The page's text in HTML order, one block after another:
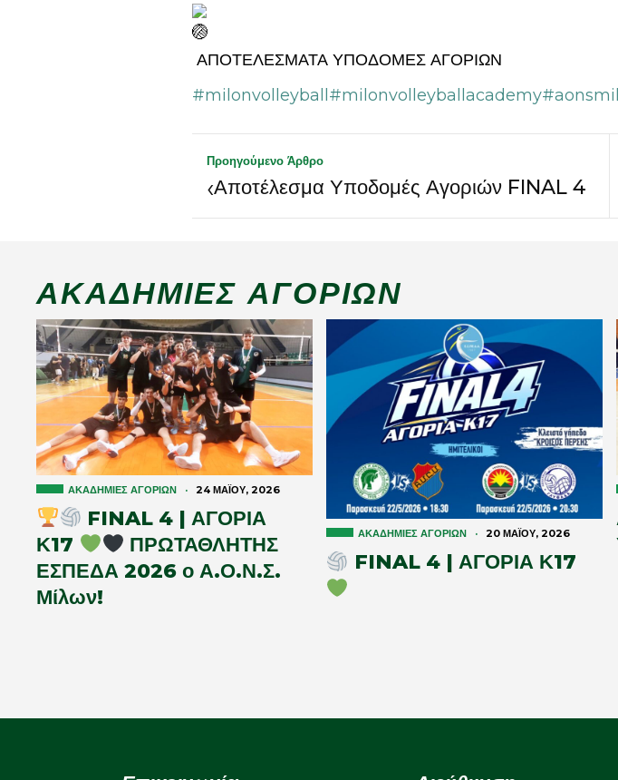
ΑΠΟΤΕΛΕΣΜΑΤΑ ΥΠΟΔΟΜΕΣ ΑΓΟΡΙΩΝ
#milonvolleyball #milonvolleyballacademy
Προηγούμενο Άρθρο
‹Αποτέλεσμα Υποδομές Αγοριών FINAL 4
ΑΚΑΔΗΜΊΕΣ ΑΓΟΡΙΏΝ
ΑΚΑΔΗΜΊΕΣ ΑΓΟΡΙΏΝ · 24 ΜΑΪ́ΟΥ, 2026
FINAL 4 | ΑΓΟΡΙΑ
Κ17
ΠΡΩΤΑΘΛΗΤΗΣ
ΕΣΠΕΔΑ 2026 ο Α.Ο.Ν.Σ.
Μίλων!
ΑΚΑΔΗΜΊΕΣ ΑΓΟΡΙΏΝ · 20 ΜΑΪ́ΟΥ, 2026
FINAL 4 | ΑΓΟΡΙΑ Κ17